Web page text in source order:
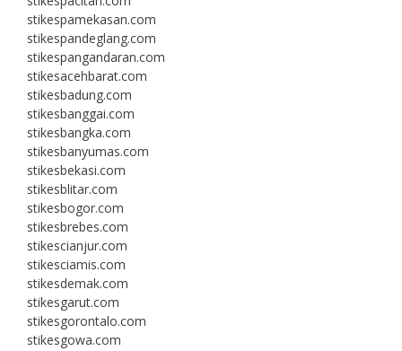
stikespamekasan.com
stikespandeglang.com
stikespangandaran.com
stikesacehbarat.com
stikesbadung.com
stikesbanggai.com
stikesbangka.com
stikesbanyumas.com
stikesbekasi.com
stikesblitar.com
stikesbogor.com
stikesbrebes.com
stikescianjur.com
stikesciamis.com
stikesdemak.com
stikesgarut.com
stikesgorontalo.com
stikesgowa.com